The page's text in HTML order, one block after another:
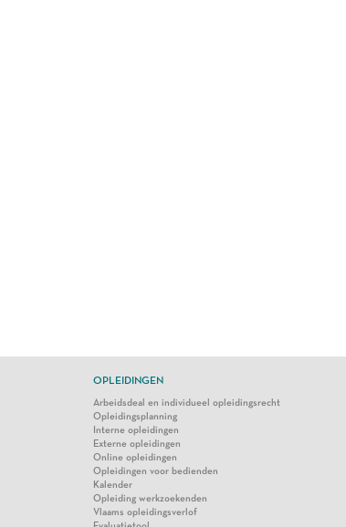
OPLEIDINGEN
Arbeidsdeal en individueel opleidingsrecht
Opleidingsplanning
Interne opleidingen
Externe opleidingen
Online opleidingen
Opleidingen voor bedienden
Kalender
Opleiding werkzoekenden
Vlaams opleidingsverlof